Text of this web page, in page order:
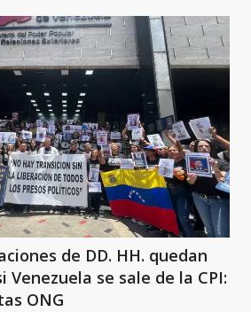
de DD. HH. quedan
Venezuela se sale de la CPI:
ONG